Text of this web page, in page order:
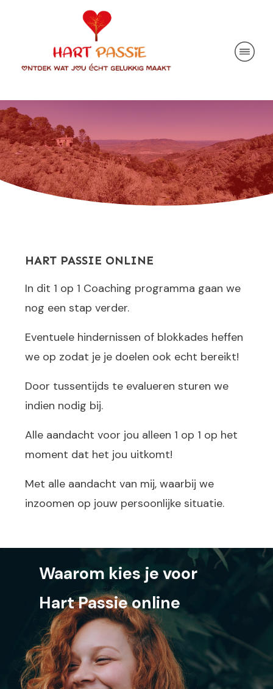
HART PASSIE ONLINE
In dit 1 op 1 Coaching programma gaan we
nog een stap verder.
Eventuele hindernissen of blokkades heffen
we op zodat je je doelen ook echt bereikt!
Door tussentijds te evalueren sturen we
indien nodig bij.
Alle aandacht voor jou alleen 1 op 1 op het
moment dat het jou uitkomt!
Met alle aandacht van mij, waarbij we
inzoomen op jouw persoonlijke situatie.
Waarom kies je voor
Hart Passie online